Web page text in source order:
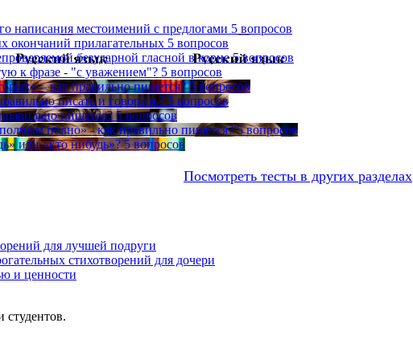
написания местоимений с предлогами 5 вопросов
окончаний прилагательных 5 вопросов
безударной гласной в корне 5 вопросов
к фразе - "с уважением"? 5 вопросов
– как правильно пишется? 5 вопросов
писать и говорить? 5 вопросов
пишется? 5 вопросов
полно» - как правильно пишется? 5 вопросов
или «кто нибудь»? 5 вопросов
Посмотреть тесты в других разделах
для лучшей подруги
стихотворений для дочери
и ценности
студентов.